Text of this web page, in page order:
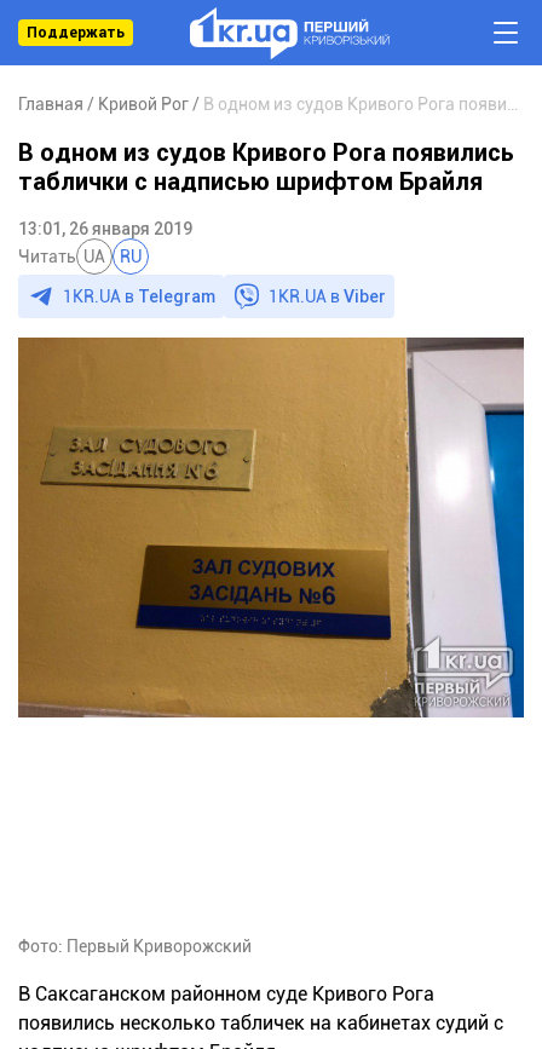
Поддержать
Главная Кривой Рог
В одном из судов Кривого Рога появились
таблички с надписью шрифтом Брайля
13:01, 26 января 2019
Читать UA RU
1KR.UA в Telegram 1KR.UA вViber
Фото: Первый Криворожский
В Саксаганском районном суде Кривого Рога
появились несколько табличек на кабинетах судий с